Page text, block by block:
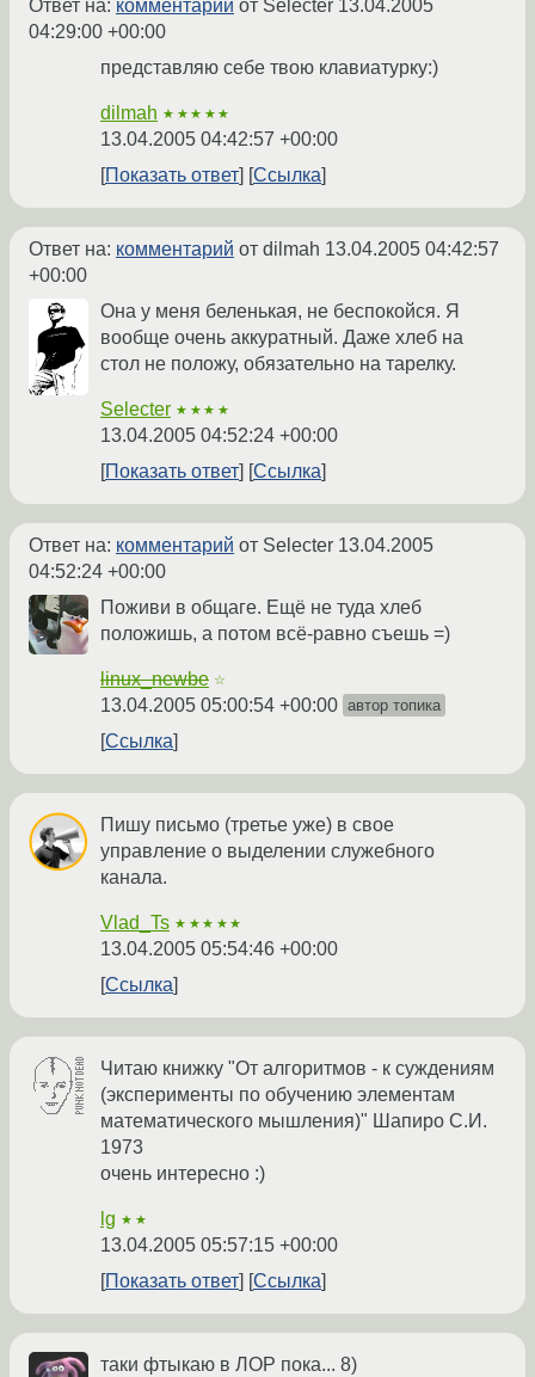
Ответ на: комментарий от Selecter 13.04.2005
04:29:00 +00:00
представляю себе твою клавиатурку:)
dilmah ★★★★★
13.04.2005 04:42:57 +00:00
Показать ответ
Ссылка
Ответ на: комментарий от dilmah 13.04.2005 04:42:57
+00:00
Она у меня беленькая, не беспокойся. Я
вообще очень аккуратный. Даже хлеб на
стол не положу, обязательно на тарелку.
Selecter ★★★★
13.04.2005 04:52:24 +00:00
Показать ответ
Ссылка
Ответ на: комментарий от Selecter 13.04.2005
04:52:24 +00:00
Поживи в общаге. Ещё не туда хлеб
положишь, а потом всё-равно съешь =)
linux_newbe ☆
13.04.2005 05:00:54 +00:00 автор топика
Ссылка
Пишу письмо (третье уже) в свое
управление о выделении служебного
канала.
Vlad_Ts ★★★★★
13.04.2005 05:54:46 +00:00
Ссылка
Читаю книжку "От алгоритмов - к суждениям
(эксперименты по обучению элементам
математического мышления)" Шапиро С.И.
1973
очень интересно :)
lg ★★
13.04.2005 05:57:15 +00:00
Показать ответ
Ссылка
таки фтыкаю в ЛОР пока... 8)